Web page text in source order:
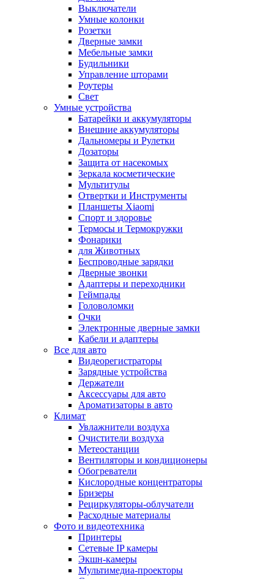
Выключатели
Умные колонки
Розетки
Дверные замки
Мебельные замки
Будильники
Управление шторами
Роутеры
Свет
Умные устройства
Батарейки и аккумуляторы
Внешние аккумуляторы
Дальномеры и Рулетки
Дозаторы
Защита от насекомых
Зеркала косметические
Мультитулы
Отвертки и Инструменты
Планшеты Xiaomi
Спорт и здоровье
Термосы и Термокружки
Фонарики
для Животных
Беспроводные зарядки
Дверные звонки
Адаптеры и переходники
Геймпады
Головоломки
Очки
Электронные дверные замки
Кабели и адаптеры
Все для авто
Видеорегистраторы
Зарядные устройства
Держатели
Аксессуары для авто
Ароматизаторы в авто
Климат
Увлажнители воздуха
Очистители воздуха
Метеостанции
Вентиляторы и кондиционеры
Обогреватели
Кислородные концентраторы
Бризеры
Рециркуляторы-облучатели
Расходные материалы
Фото и видеотехника
Принтеры
Сетевые IP камеры
Экшн-камеры
Мультимедиа-проекторы